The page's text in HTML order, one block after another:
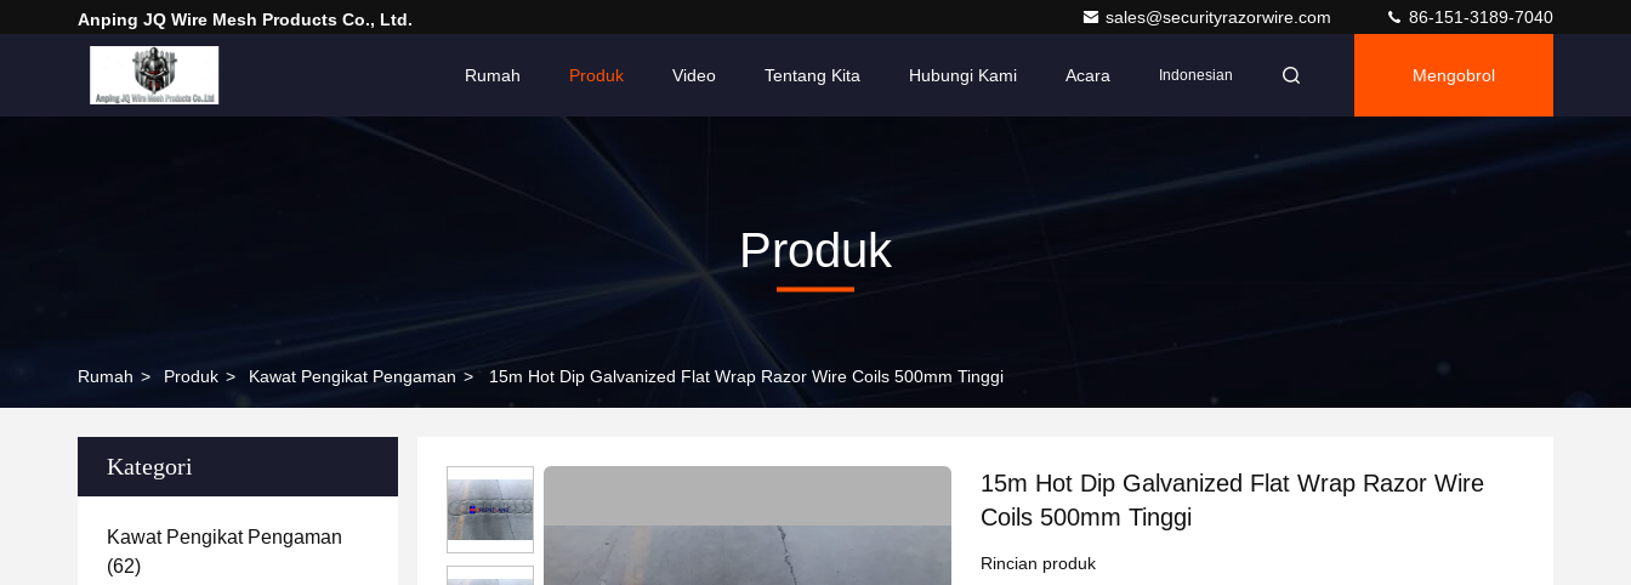
Anping JQ Wire Mesh Products Co., Ltd. sales@securityrazorwire.com 86-151-3189-7040
Rumah Produk Video Tentang Kita Hubungi Kami Acara Indonesian Mengobrol
Produk
Rumah > Produk > Kawat Pengikat Pengaman > 15m Hot Dip Galvanized Flat Wrap Razor Wire Coils 500mm Tinggi
Kategori
Kawat Pengikat Pengaman
(62)
15m Hot Dip Galvanized Flat Wrap Razor Wire
Coils 500mm Tinggi
Rincian produk